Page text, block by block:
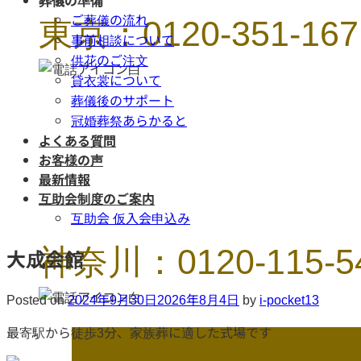
東京：0120-351-167
神奈川：0120-115-
ご葬儀の流れ
事前相談について
供花のご注文
貸衣裳について
葬儀後のサポート
冠婚葬祭あらかると
よくある質問
お客様の声
最新情報
互助会制度のご案内
互助会 仮入会申込み
大成会館
Posted on2024年9月30日2026年8月4日 by i-pocket13
最寄駅から徒歩3分、家族葬に適した式場です